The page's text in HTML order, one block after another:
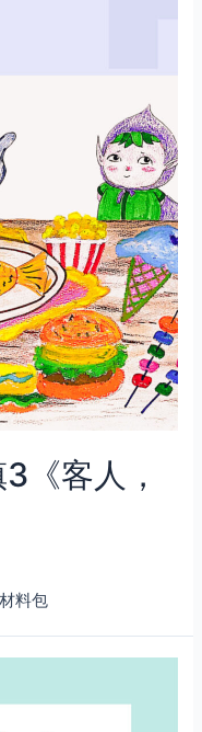
《客人，
料包